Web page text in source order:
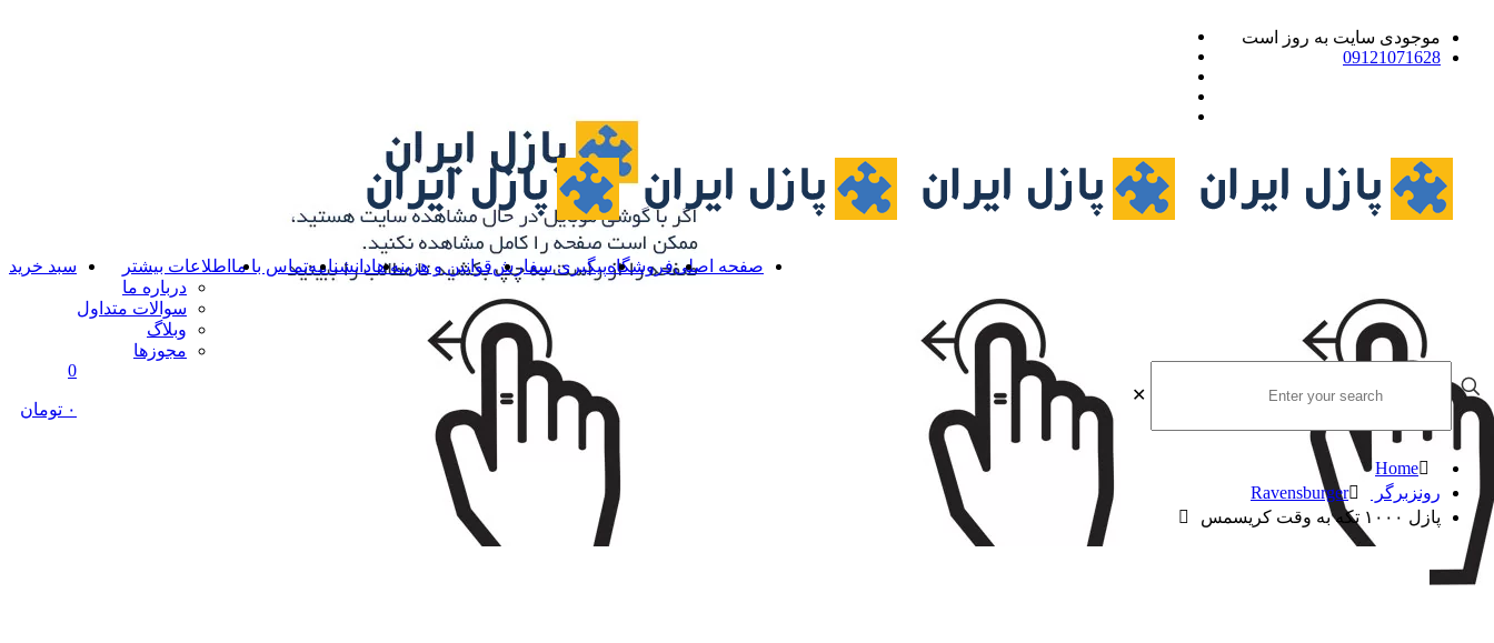
موجودی سایت به روز است
09121071628
صفحه اصلیفروشگاهپیگیری سفارشقوانین و هزینه هادانشنامهتماس با ما اطلاعات بیشتر
درباره ما
سوالات متداول
وبلاگ
مجوزها
سبد خرید
0
۰ تومان
✕
Home
رونزبرگر Ravensburger
پازل ۱۰۰۰ تکه به وقت کریسمس